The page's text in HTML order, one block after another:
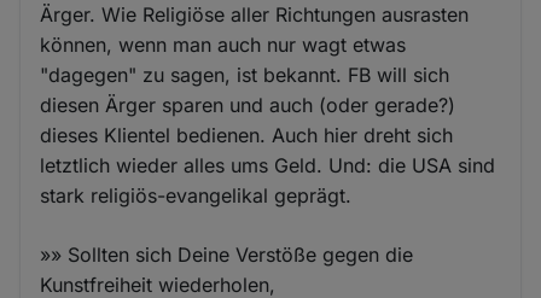
Ärger. Wie Religiöse aller Richtungen ausrasten
können, wenn man auch nur wagt etwas
"dagegen" zu sagen, ist bekannt. FB will sich
diesen Ärger sparen und auch (oder gerade?)
dieses Klientel bedienen. Auch hier dreht sich
letztlich wieder alles ums Geld. Und: die USA sind
stark religiös-evangelikal geprägt.
»» Sollten sich Deine Verstöße gegen die
Kunstfreiheit wiederholen,